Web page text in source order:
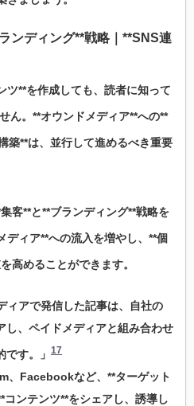
ンディング**戦略｜**SNS連
ツ**を作成しても、読者に知って
ん。**オウンドメディア**への**
築**は、並行して進めるべき重要
客**と**ブランディング**戦略を
ディア**への流入を増やし、**個
高めることができます。
ィアで発信した記事は、自社の
し、ペイドメディアと組み合わせ
す。」 17
、Facebookなど、**ターゲット
コンテンツ**をシェアし、誘導し